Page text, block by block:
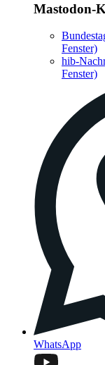
Mastodon-
Fenster)
hib-
Fenster)
WhatsApp